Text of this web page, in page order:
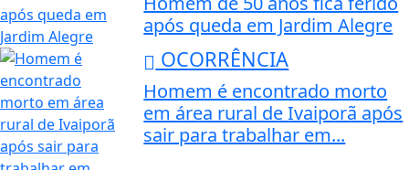
após queda em Jardim Alegre
OCORRÊNCIA
Homem é encontrado morto
em área rural de Ivaiporã após
sair para trabalhar em...